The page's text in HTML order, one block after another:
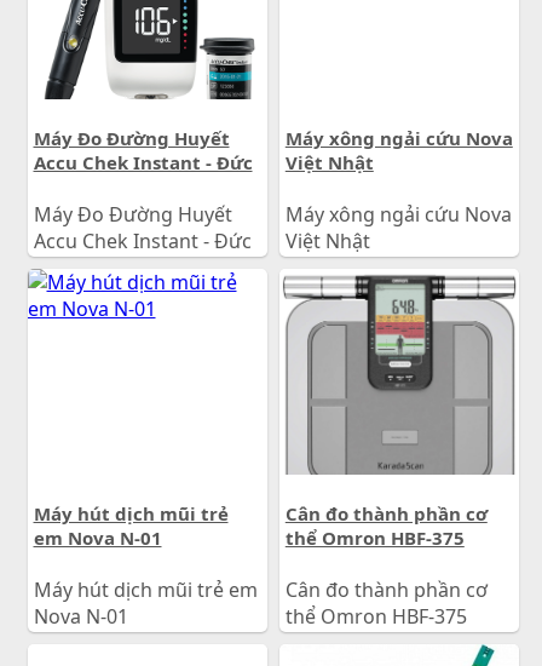
Máy Đo Đường Huyết
Accu Chek Instant - Đức
Máy Đo Đường Huyết
Accu Chek Instant - Đức
Giá:990.000đ
Máy xông ngải cứu Nova
Việt Nhật
Máy xông ngải cứu Nova
Việt Nhật
Giá:1.200.000đ
Máy hút dịch mũi trẻ
em Nova N-01
Máy hút dịch mũi trẻ em
Nova N-01
Cân đo thành phần cơ
thể Omron HBF-375
Cân đo thành phần cơ
thể Omron HBF-375